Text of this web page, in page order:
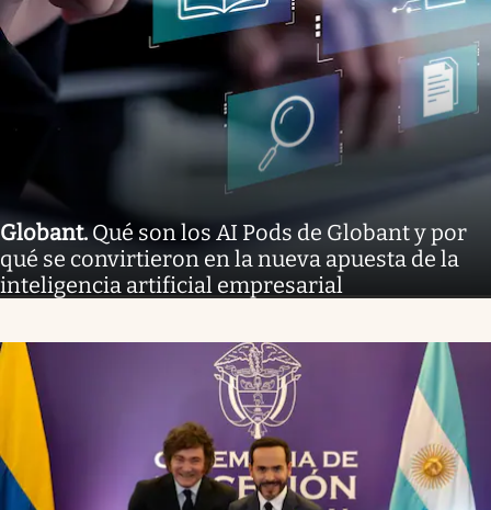
Globant.Qué son los AI Pods de Globant y por
qué se convirtieron en la nueva apuesta de la
inteligencia artificial empresarial